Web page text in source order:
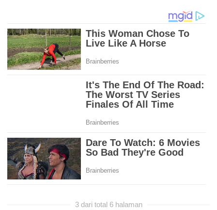
3 dari total 6 halaman